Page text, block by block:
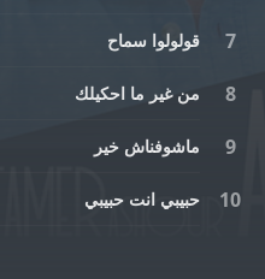
قولولوا سماح
من غير ما احكيلك
ماشوفناش خير
حبيبي انت حبيبي